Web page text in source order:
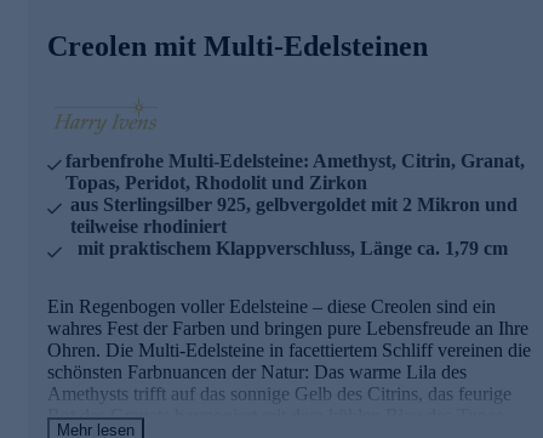
teilweise rhodiniert – eine raffinierte Kombination, die den
Edelsteinen eine edle Bühne bietet. Mit einer Länge von ca.
Creolen nicht nur ein optisches Highlight, sondern auch
angenehm zu tragen. Was die Qualität unserer
Schmuckstücke angeht, gehen wir keine Kompromisse ein.
Aus diesem Grund werden unsere Schmuckwaren von
unserer Qualitätssicherung und seitens des Lieferanten
strengsten Prüfprozessen unterzogen. Unter anderem
beinhalten unsere Prüfprozesse Prüfungen auf Konformität
mit den Bestimmungen der Schweizer
Ihre Persönlichkeit zum Strahlen bringt und jeden Look mit
einem Hauch von Luxus veredelt.
Creolen mit Multi-Edelsteinen
farbenfrohe Multi-Edelsteine: Amethyst, Citrin, Granat,
Topas, Peridot, Rhodolit und Zirkon
aus Sterlingsilber 925, gelbvergoldet mit 2 Mikron und
teilweise rhodiniert
mit praktischem Klappverschluss, Länge ca. 1,79 cm
Ein Regenbogen voller Edelsteine – diese Creolen sind ein
wahres Fest der Farben und bringen pure Lebensfreude an Ihre
Ohren. Die Multi-Edelsteine in facettiertem Schliff vereinen die
schönsten Farbnuancen der Natur: Das warme Lila des
Amethysts trifft auf das sonnige Gelb des Citrins, das feurige
Rot des Granats harmoniert mit dem kühlen Blau des Topas,
Mehr lesen